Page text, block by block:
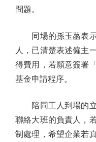
問題。
同場的孫玉菡表示
人，已清楚表述僱主
得費用，若願意簽署
基金申請程序。
陪同工人到場的立
聯絡大班的負責人，
制處理，希望企業若